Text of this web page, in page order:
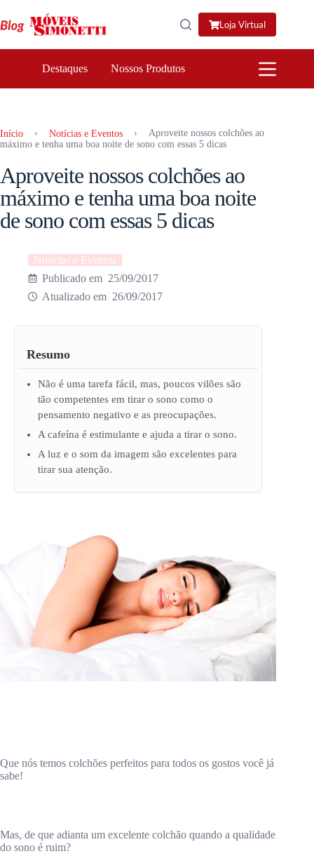
para
o
Loja Virtual
Destaques Nossos Produtos
Início › Notícias e Eventos ›
Aproveite nossos colchões ao
máximo e tenha uma boa noite de sono com essas 5 dicas
Aproveite nossos colchões ao
máximo e tenha uma boa noite
de sono com essas 5 dicas
Notícias e Eventos
25/09/2017
26/09/2017
Resumo
Não é uma tarefa fácil, mas, poucos vilões são
tão competentes em tirar o sono como o
pensamento negativo e as preocupações.
A cafeína é estimulante e ajuda a tirar o sono.
A luz e o som da imagem são excelentes para
tirar sua atenção.
Que nós temos colchões perfeitos para todos os gostos você já
sabe!
Mas, de que adianta um excelente colchão quando a qualidade
do sono é ruim?